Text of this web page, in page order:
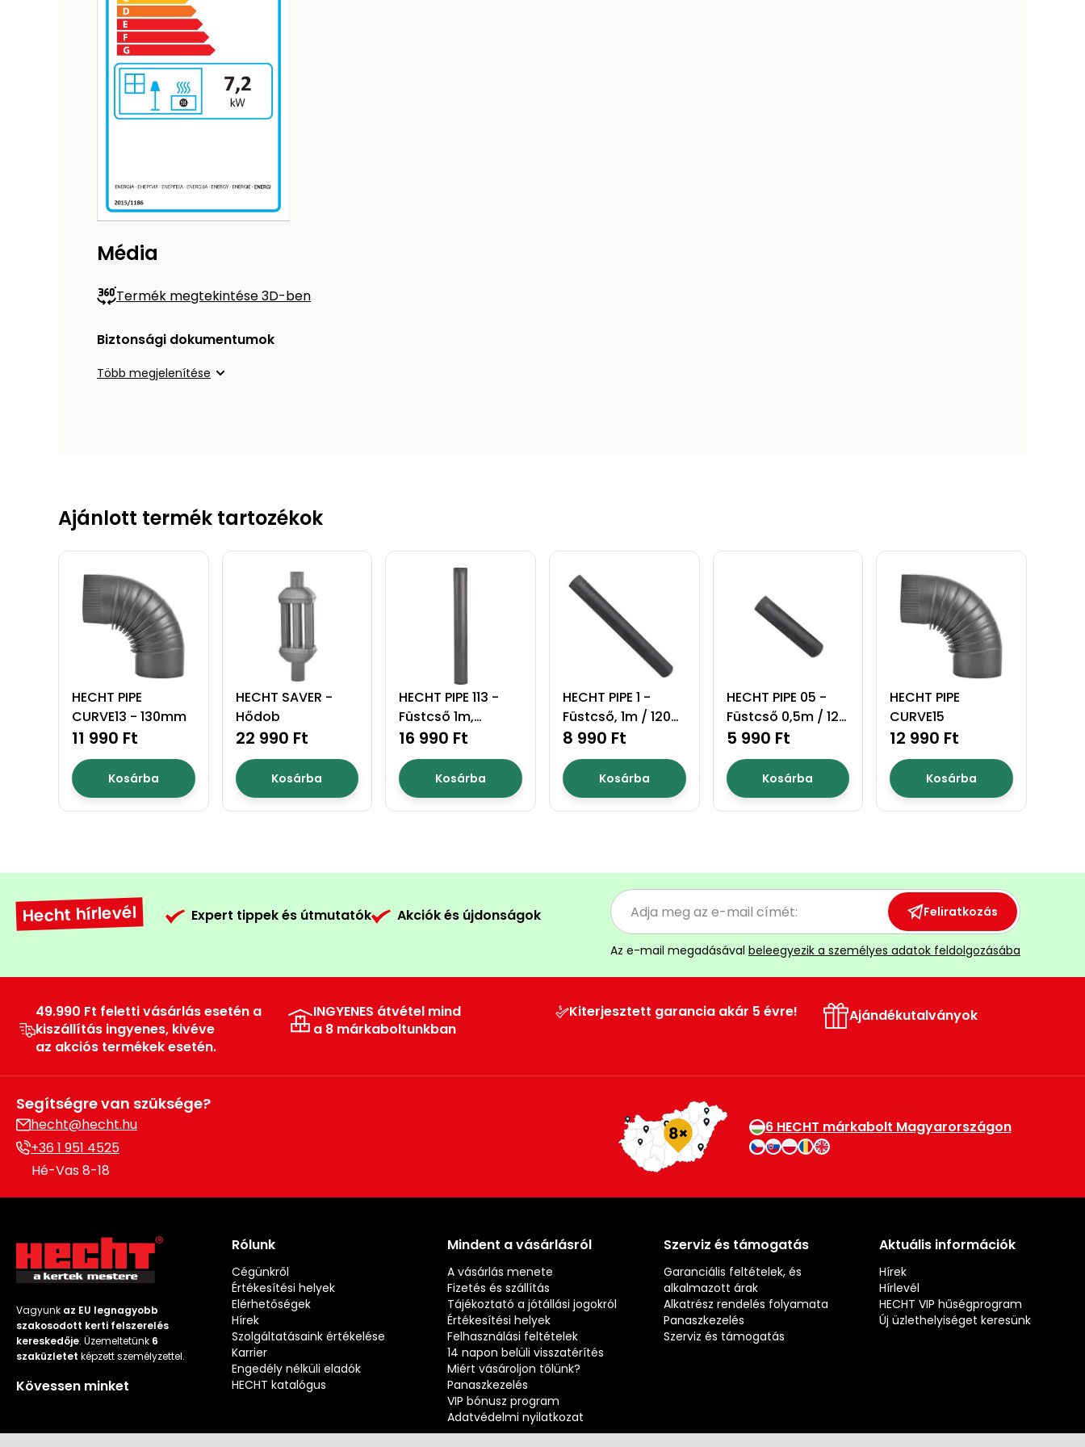
Média
Termék megtekintése 3D-ben
Biztonsági dokumentumok
Több megjelenítése
Ajánlott termék tartozékok
HECHT PIPE
CURVE13 - 130mm
11 990 Ft
Kosárba
HECHT SAVER -
Hődob
22 990 Ft
Kosárba
HECHT PIPE 113 -
Füstcső 1m,
130mm
16 990 Ft
Kosárba
HECHT PIPE 1 -
Füstcső, 1m / 120
mm
8 990 Ft
Kosárba
HECHT PIPE 05 -
Füstcső 0,5m / 120
mm
5 990 Ft
Kosárba
HECHT PIPE
CURVE15
12 990 Ft
Kosárba
Hecht hírlevél Expert tippek és útmutatók Akciók és újdonságok Feliratkozás
Az e-mail megadásával beleegyezik a személyes adatok feldolgozásába
49.990 Ft feletti vásárlás esetén a
kiszállítás ingyenes, kivéve
az akciós termékek esetén.
INGYENES átvétel mind
a 8 márkaboltunkban
Kiterjesztett garancia akár 5 évre! Ajándékutalványok
Segítségre van szüksége?
hecht@hecht.hu
+36 1 951 4525
Hé-Vas 8-18
6 HECHT márkabolt Magyarországon
Vagyunk az EU legnagyobb
szakosodott kerti felszerelés
kereskedője. Üzemeltetünk 6
szaküzletet képzett személyzettel.
Kövessen minket
Rólunk
Cégünkről
Értékesítési helyek
Elérhetőségek
Hírek
Szolgáltatásaink értékelése
Karrier
Engedély nélküli eladók
HECHT katalógus
Mindent a vásárlásról
A vásárlás menete
Fizetés és szállítás
Tájékoztató a jótállási jogokról
Értékesítési helyek
Felhasználási feltételek
14 napon belüli visszatérítés
Miért vásároljon tőlünk?
Panaszkezelés
VIP bónusz program
Adatvédelmi nyilatkozat
Szerviz és támogatás
Garanciális feltételek, és
alkalmazott árak
Alkatrész rendelés folyamata
Panaszkezelés
Szerviz és támogatás
Aktuális információk
Hírek
Hírlevél
HECHT VIP hűségprogram
Új üzlethelyiséget keresünk